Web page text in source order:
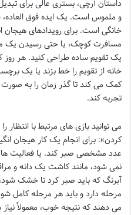
داستان آرچی، بستری عالی برای
و ملموس است. یک ایده فوق
خانگی است. برای رویدادهای هیجان
مسافرت کوچک، یا حتی رسیدن یک
یک تقویم ساده طراحی کنید. هر
خانه از تقویم را خط بزند یا یک
کمک می کند تا گذر زمان را به
تجربه کند.
می توانید بازی های مرتبط با انتظار
کردن»: برای انجام یک کار هیجان
عدد مشخصی صبر کند. یا فعالیت
نمی شود، مانند کاشت یک دانه و
آبرنگ که باید صبر کرد تا خشک
مرحله دارد و باید هر مرحله کامل
می دهند که نتیجه خوب، معمولاً نیاز